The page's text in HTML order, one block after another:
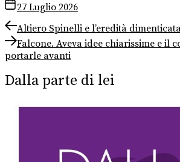
27 Luglio 2026
Navigazione
articoli
Previous
post:
Altiero Spinelli e l’eredità
Next
post:
Falcone. Aveva idee chiarissime e il
portarle avanti
Dalla parte di lei